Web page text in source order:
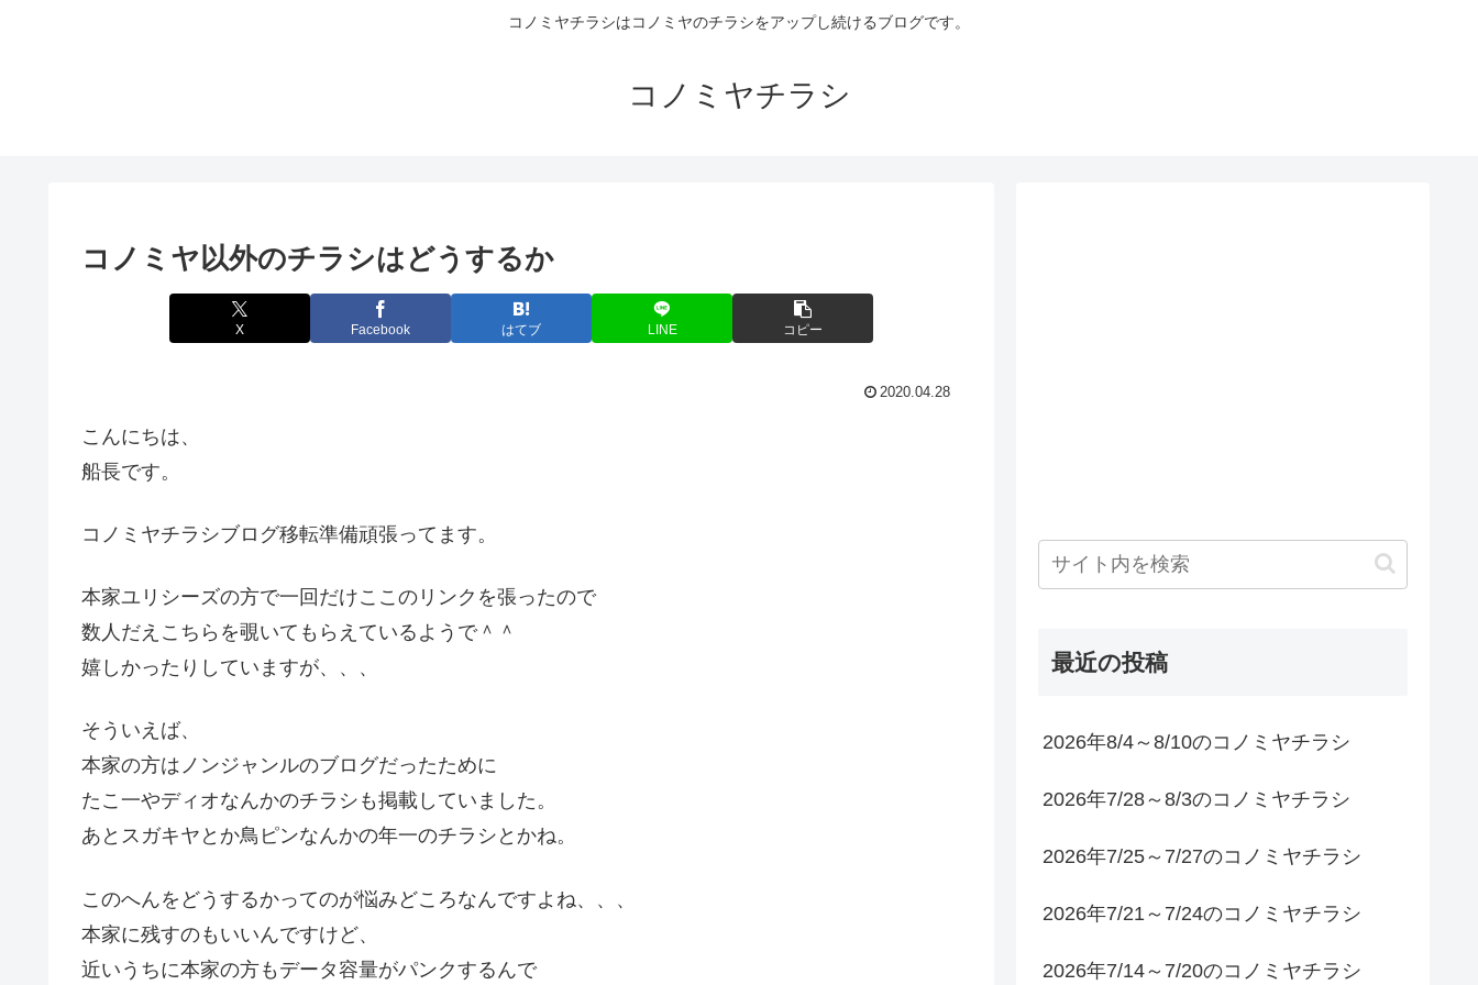
コノミヤチラシはコノミヤのチラシをアップし続けるブログです。
コノミヤチラシ
コノミヤ以外のチラシはどうするか
X Facebook はてブ LINE コピー
2020.04.28
こんにちは、
船長です。
コノミヤチラシブログ移転準備頑張ってます。
本家ユリシーズの方で一回だけここのリンクを張ったので
数人だえこちらを覗いてもらえているようで＾＾
嬉しかったりしていますが、、、
そういえば、
本家の方はノンジャンルのブログだったために
たこ一やディオなんかのチラシも掲載していました。
あとスガキヤとか鳥ピンなんかの年一のチラシとかね。
このへんをどうするかってのが悩みどころなんですよね、、、
本家に残すのもいいんですけど、
近いうちに本家の方もデータ容量がパンクするんで
最近の投稿
2026年8/4～8/10のコノミヤチラシ
2026年7/28～8/3のコノミヤチラシ
2026年7/25～7/27のコノミヤチラシ
2026年7/21～7/24のコノミヤチラシ
2026年7/14～7/20のコノミヤチラシ